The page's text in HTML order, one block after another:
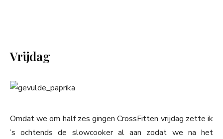
Vrijdag
Omdat we om half zes gingen CrossFitten vrijdag zette ik
’s ochtends de slowcooker al aan zodat we na het